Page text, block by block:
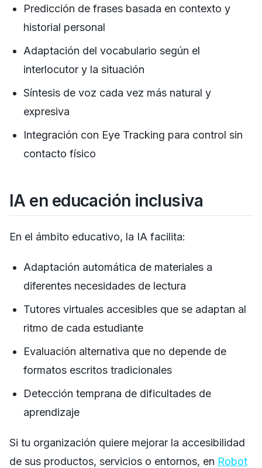
Predicción de frases basada en contexto y
historial personal
Adaptación del vocabulario según el
interlocutor y la situación
Síntesis de voz cada vez más natural y
expresiva
Integración con Eye Tracking para control sin
contacto físico
IA en educación inclusiva
En el ámbito educativo, la IA facilita:
Adaptación automática de materiales a
diferentes necesidades de lectura
Tutores virtuales accesibles que se adaptan al
ritmo de cada estudiante
Evaluación alternativa que no depende de
formatos escritos tradicionales
Detección temprana de dificultades de
aprendizaje
Si tu organización quiere mejorar la accesibilidad
de sus productos, servicios o entornos, en Robot